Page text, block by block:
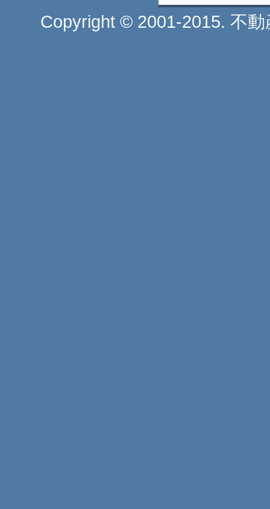
Copyright © 2001-2015. 不